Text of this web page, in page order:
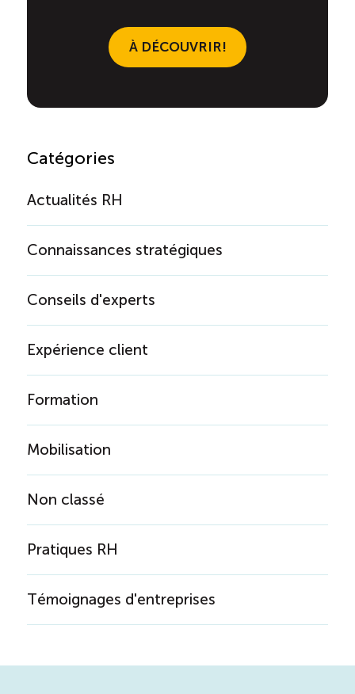
À DÉCOUVRIR!
Catégories
Actualités RH
Connaissances stratégiques
Conseils d'experts
Expérience client
Formation
Mobilisation
Non classé
Pratiques RH
Témoignages d'entreprises